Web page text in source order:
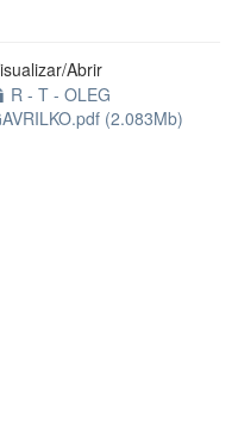
Abrir
R - T - OLEG
(2.083Mb)